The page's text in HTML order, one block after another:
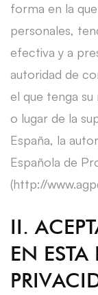
forma en la
personales,
efectiva y a
autoridad de
el que tenga su
o lugar de la
España, la
Española de
(http://
II.
EN